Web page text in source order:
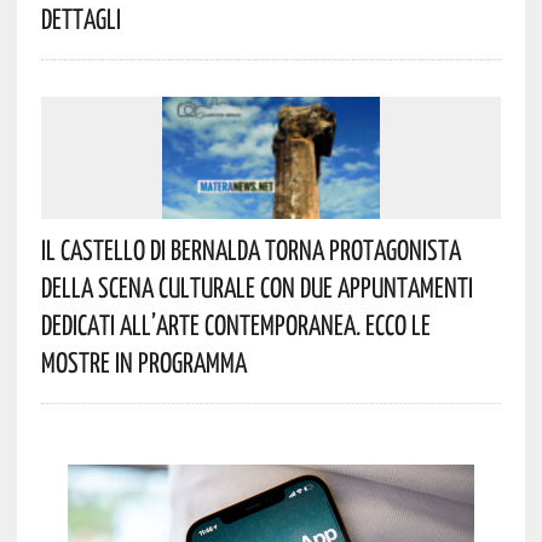
Dettagli
Il Castello Di Bernalda Torna Protagonista
Della Scena Culturale Con Due Appuntamenti
Dedicati All’arte Contemporanea. Ecco Le
Mostre In Programma